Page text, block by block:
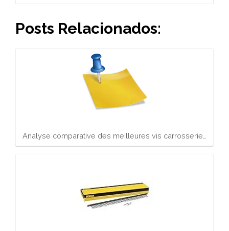
Posts Relacionados:
Analyse comparative des meilleures vis carrosserie…